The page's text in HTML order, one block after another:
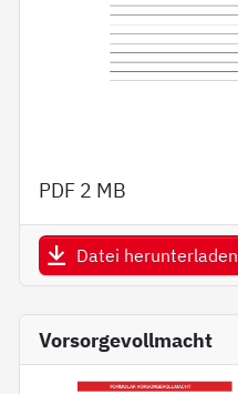
PDF 2 MB
Datei herunterladen
Vorsorgevollmacht